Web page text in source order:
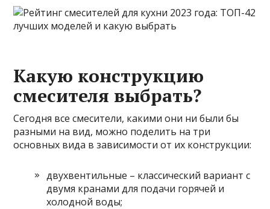
Какую конструкцию
смесителя выбрать?
Сегодня все смесители, какими они ни были бы
разными на вид, можно поделить на три
основных вида в зависимости от их конструкции:
двухвентильные – классический вариант с
двумя кранами для подачи горячей и
холодной воды;